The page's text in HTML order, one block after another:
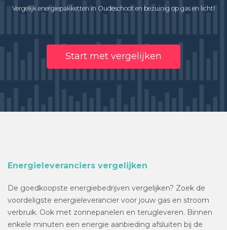
Vergelijk energiepakketten in Oudeschoot en bezuinig op gas en licht!
Start met vergelijken
Energieleveranciers vergelijken
De goedkoopste energiebedrijven vergelijken? Zoek de
voordeligste energieleverancier voor jouw gas en stroom
verbruik. Ook met zonnepanelen en terugleveren. Binnen
enkele minuten een energie aanbieding afsluiten bij de